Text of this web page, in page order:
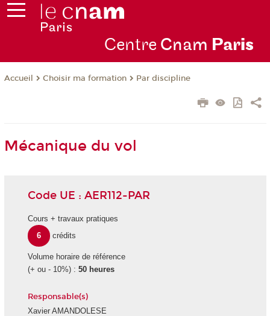
Centre Cnam Paris
Accueil Choisir ma formation Par discipline
Mécanique du vol
Code UE : AER112-PAR
Cours + travaux pratiques
6
crédits
Volume horaire de référence
(+ ou - 10%) : 50 heures
Responsable(s)
Xavier AMANDOLESE